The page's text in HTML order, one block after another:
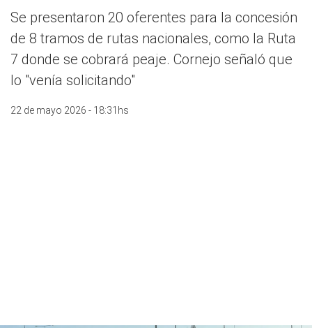
Se presentaron 20 oferentes para la concesión
de 8 tramos de rutas nacionales, como la Ruta
7 donde se cobrará peaje. Cornejo señaló que
lo "venía solicitando"
22 de mayo 2026 - 18:31hs